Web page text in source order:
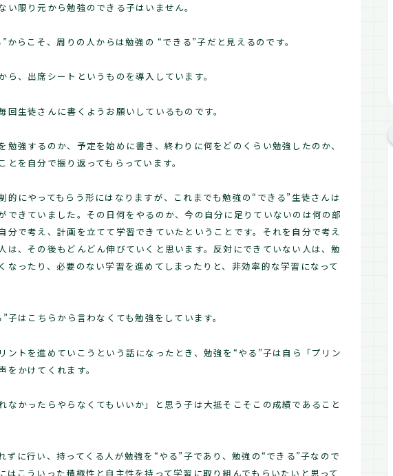
い限り元から勉強のできる子はいません。
からこそ、周りの人からは勉強の “できる”子だと見えるのです。
ら、出席シートというものを導入しています。
回生徒さんに書くようお願いしているものです。
勉強するのか、予定を始めに書き、終わりに何をどのくらい勉強したのか、
とを自分で振り返ってもらっています。
的にやってもらう形にはなりますが、これまでも勉強の“できる”生徒さんは
できていました。その日何をやるのか、今の自分に足りていないのは何の部
分で考え、計画を立てて学習できていたということです。それを自分で考え
は、その後もどんどん伸びていくと思います。反対にできていない人は、勉
なったり、必要のない学習を進めてしまったりと、非効率的な学習になって
子はこちらから言わなくても勉強をしています。
ントを進めていこうという話になったとき、勉強を“やる”子は自ら「プリン
をかけてくれます。
なかったらやらなくてもいいか」と思う子は大抵そこそこの成績であること
ずに行い、持ってくる人が勉強を“やる”子であり、勉強の“できる”子なので
はこういった積極性と自主性を持って学習に取り組んでもらいたいと思って